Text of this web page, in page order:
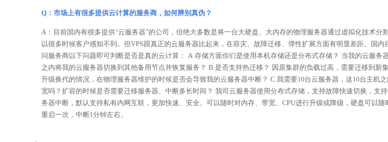
Q：市场上有很多提供云计算的服务商，如何辨别真伪？
A：目前国内有很多提供“云服务器”的公司，但绝大多数是将一台大硬盘、大内存的物理服务器通过虚拟化技术
以很多时候客户感知不到。但VPS跟真正的云服务器比起来，在容灾、故障迁移、弹性扩展方面有明显差距。国
问服务商以下问题即可判断是否是真的云计算： A.存储方面你们是使用本机存储还是分布式存储？ 当我的云服
之内将我的云服务器切换到其他备用节点并恢复服务？ B.是否支持热迁移？ 因原集群的负载过高，需要迁移到
升级换代的情况，在物理服务器维护的时候是否会导致我的云服务器中断？ C.我需要10台云服务器，这10台主机
宽吗？扩容的时候是否需要迁移服务器、中断多长时间？ 我司云服务器使用分布式存储，支持故障快速切换，支
务器中断，默认支持私有内网互联，更加快速、安全。可以随时对内存、带宽、CPU进行升级或降级，硬盘可以
重启一次，中断1分钟左右。